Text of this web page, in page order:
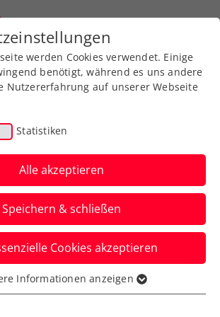
Newsübersicht
und
im ÖTV-
Tennisverband
jüngsten Verbesserungen
werden Cookies verwendet. Einige
benötigt, während es uns andere
Nutzererfahrung auf unserer Webseite
Statistiken
Alle akzeptieren
Speichern & schließen
Cookies akzeptieren
werden für grundlegende
Informationen anzeigen